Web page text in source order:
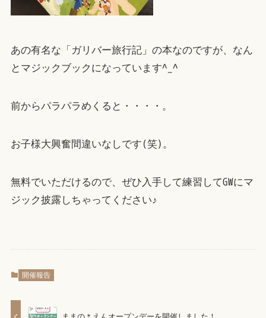
あの有名な「ガリバー旅行記」の本なのですが、なん
とマジックブックになっています^_^
前からパラパラめくると・・・・。
お子様大興奮間違いなしです(笑)。
無料でいただけるので、ぜひ入手して練習してGWにマ
ジック披露しちゃってください♪
開催報告